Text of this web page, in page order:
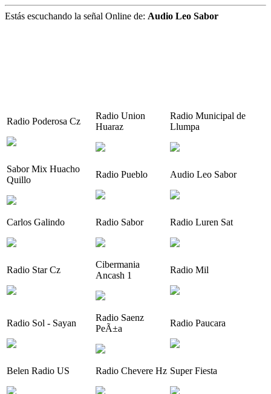
Estás escuchando la señal Online de: Audio Leo Sabor
Radio Poderosa Cz
Radio Union
Huaraz
Radio Municipal de
Llumpa
Sabor Mix Huacho
Quillo
Radio Pueblo Audio Leo Sabor
Carlos Galindo Radio Sabor Radio Luren Sat
Radio Star Cz
Cibermania
Ancash 1
Radio Mil
Radio Sol - Sayan
Radio Saenz
PeÃ±a
Radio Paucara
Belen Radio US Radio Chevere Hz Super Fiesta